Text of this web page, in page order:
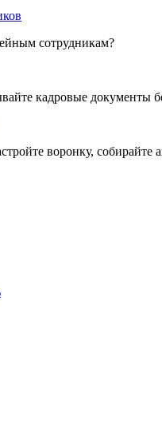
сотрудникам?
кадровые документы
воронку, собирайте